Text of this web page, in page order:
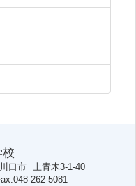
校
川口市 上青木3-1-40
048-262-5081